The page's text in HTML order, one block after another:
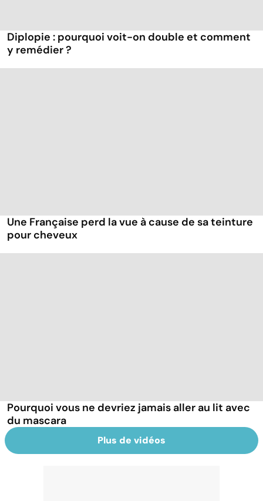
Diplopie : pourquoi voit-on double et comment
y remédier ?
Une Française perd la vue à cause de sa teinture
pour cheveux
Pourquoi vous ne devriez jamais aller au lit avec
du mascara
Plus de vidéos